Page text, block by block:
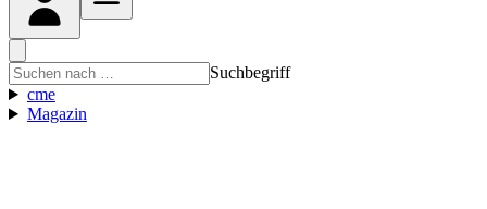
Suchbegriff
cme
Magazin